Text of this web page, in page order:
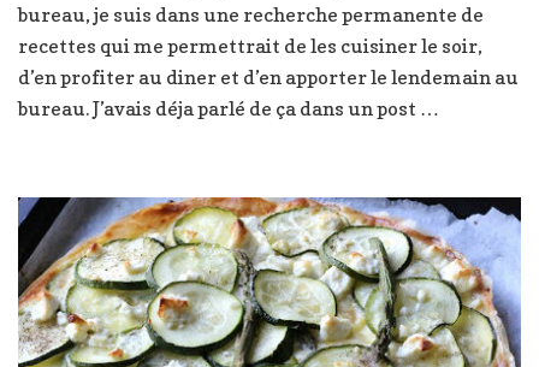
l’oignon
bureau, je suis dans une recherche permanente de
recettes qui me permettrait de les cuisiner le soir,
d’en profiter au diner et d’en apporter le lendemain au
bureau. J’avais déja parlé de ça dans un post …